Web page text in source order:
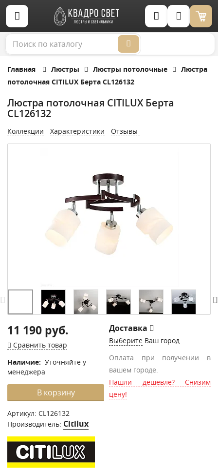
Корзина (0)
Главная Люстры Люстры потолочные
Люстра
потолочная CITILUX Берта CL126132
Люстра потолочная CITILUX Берта
CL126132
Коллекции Характеристики Отзывы
11 190 руб.
Сравнить товар
Наличие: Уточняйте у
менеджера
В корзину
Артикул: CL126132
Производитель: Citilux
Доставка
Выберите Ваш город
Оплата при получении в
вашем городе.
Нашли дешевле? Снизим
цену!